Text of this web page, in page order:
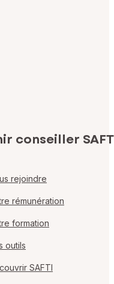
conseiller
rejoindre
rémunération
formation
outils
SAFTI